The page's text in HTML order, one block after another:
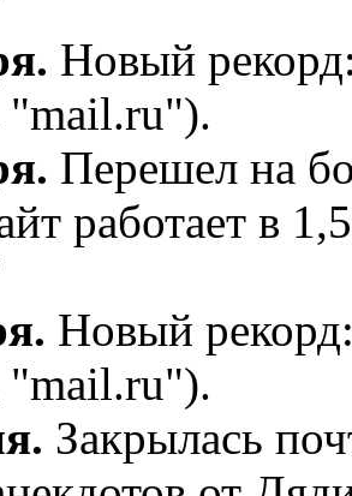
. Новый
"mail.ru").
Перешел на
работает в
. Новый
"mail.ru").
. Закрылась